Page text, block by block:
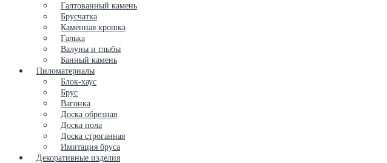
Галтованный камень
Брусчатка
Каменная крошка
Галька
Валуны и глыбы
Банный камень
Пиломатериалы
Блок-хаус
Брус
Вагонка
Доска обрезная
Доска пола
Доска строганная
Имитация бруса
Декоративные изделия